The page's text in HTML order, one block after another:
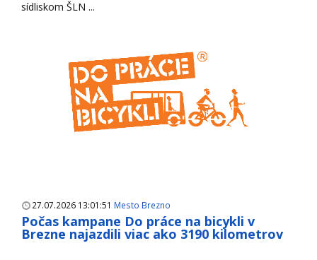
sídliskom ŠLN ...
27.07.2026 13:01:51 Mesto Brezno
Počas kampane Do práce na bicykli v
Brezne najazdili viac ako 3190 kilometrov